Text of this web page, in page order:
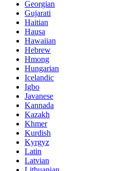
Georgian
Gujarati
Haitian
Hausa
Hawaiian
Hebrew
Hmong
Hungarian
Icelandic
Igbo
Javanese
Kannada
Kazakh
Khmer
Kurdish
Kyrgyz
Latin
Latvian